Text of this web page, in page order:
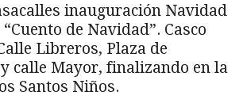
inauguración Navidad
de Navidad”. Casco
Libreros, Plaza de
calle Mayor, finalizando en la
Santos Niños.